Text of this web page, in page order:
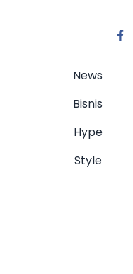
News
Bisnis
Hype
Style